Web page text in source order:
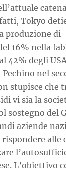
Tokyo
produzione di
16% nella
42% degli
Pechino nel
stupisce che
vi sia la
sostegno del
aziende
alle
L’obiettivo